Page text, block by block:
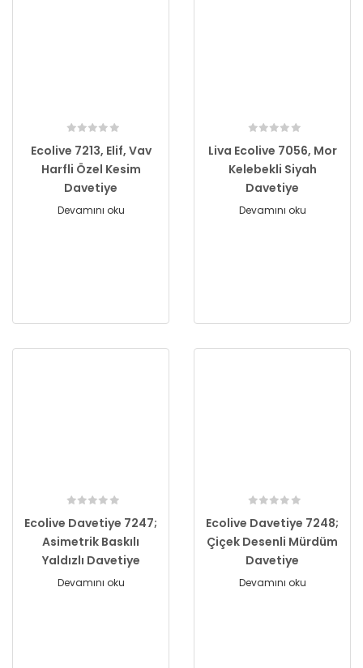
Ecolive 7213, Elif, Vav
Harfli Özel Kesim
Davetiye
Devamını oku
Liva Ecolive 7056, Mor
Kelebekli Siyah
Davetiye
Devamını oku
Ecolive Davetiye 7247;
Asimetrik Baskılı
Yaldızlı Davetiye
Devamını oku
Ecolive Davetiye 7248;
Çiçek Desenli Mürdüm
Davetiye
Devamını oku